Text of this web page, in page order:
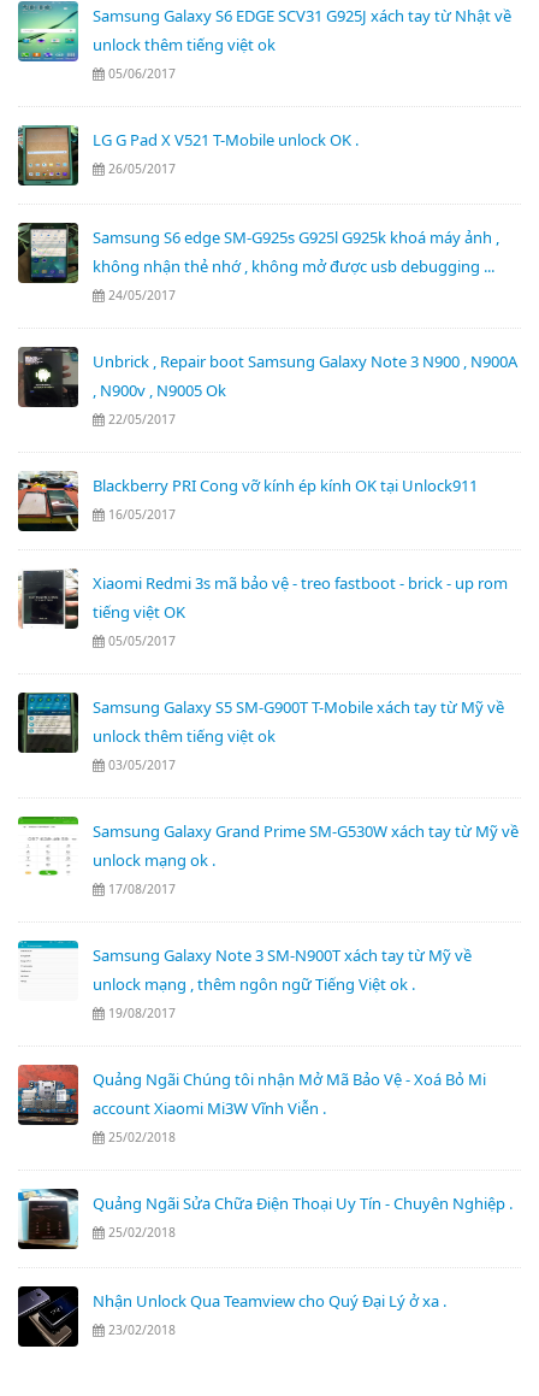
Samsung Galaxy S6 EDGE SCV31 G925J xách tay từ Nhật về
unlock thêm tiếng việt ok
05/06/2017
LG G Pad X V521 T-Mobile unlock OK .
26/05/2017
Samsung S6 edge SM-G925s G925l G925k khoá máy ảnh ,
không nhận thẻ nhớ , không mở được usb debugging ...
24/05/2017
Unbrick , Repair boot Samsung Galaxy Note 3 N900 , N900A
, N900v , N9005 Ok
22/05/2017
Blackberry PRI Cong vỡ kính ép kính OK tại Unlock911
16/05/2017
Xiaomi Redmi 3s mã bảo vệ - treo fastboot - brick - up rom
tiếng việt OK
05/05/2017
Samsung Galaxy S5 SM-G900T T-Mobile xách tay từ Mỹ về
unlock thêm tiếng việt ok
03/05/2017
Samsung Galaxy Grand Prime SM-G530W xách tay từ Mỹ về
unlock mạng ok .
17/08/2017
Samsung Galaxy Note 3 SM-N900T xách tay từ Mỹ về
unlock mạng , thêm ngôn ngữ Tiếng Việt ok .
19/08/2017
Quảng Ngãi Chúng tôi nhận Mở Mã Bảo Vệ - Xoá Bỏ Mi
account Xiaomi Mi3W Vĩnh Viễn .
25/02/2018
Quảng Ngãi Sửa Chữa Điện Thoại Uy Tín - Chuyên Nghiệp .
25/02/2018
Nhận Unlock Qua Teamview cho Quý Đại Lý ở xa .
23/02/2018